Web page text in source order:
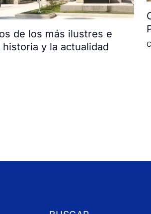
de los más ilustres e
y la actualidad